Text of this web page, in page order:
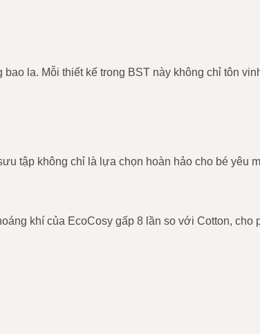
la. Mỗi thiết kế trong BST này không chỉ tôn
tập không chỉ là lựa chọn hoàn hảo cho bé yêu
khí của EcoCosy gấp 8 lần so với Cotton, cho